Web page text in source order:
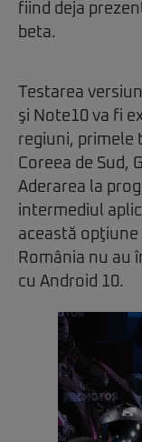
fiind deja
beta.
Testarea
şi Note10 va fi
regiuni, primele
Coreea de Sud,
Aderarea la
intermediul
această opţiune
România nu au
cu Android 10.